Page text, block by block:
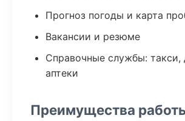
Прогноз погоды и карта
Вакансии и резюме
Справочные службы: такси,
аптеки
Преимущества